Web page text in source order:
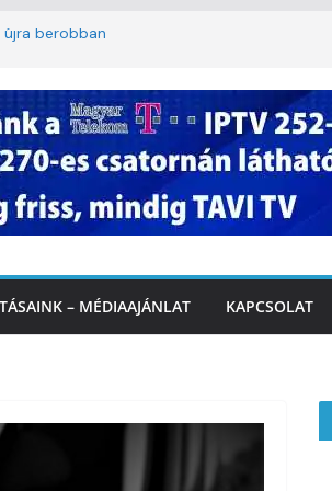
újra berobban
a
– MÉDIAAJÁNLAT KAPCSOLAT